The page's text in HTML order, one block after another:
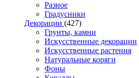
Разное
Градусники
Декорации (427)
Грунты, камни
Искусственные декорации
Искусственные растения
Натуральные коряги
Фоны